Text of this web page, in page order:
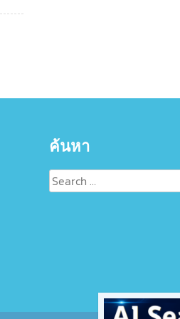
ค้นหา
Search
for: